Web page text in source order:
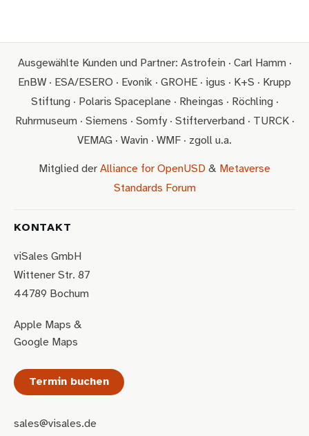
Ausgewählte Kunden und Partner: Astrofein · Carl Hamm ·
EnBW · ESA/ESERO · Evonik · GROHE · igus · K+S · Krupp
Stiftung · Polaris Spaceplane · Rheingas · Röchling ·
Ruhrmuseum · Siemens · Somfy · Stifterverband · TURCK ·
VEMAG · Wavin · WMF · zgoll u.a.
Mitglied der Alliance for OpenUSD & Metaverse
Standards Forum
KONTAKT
viSales GmbH
Wittener Str. 87
44789 Bochum
Apple Maps &
Google Maps
Termin buchen
sales@visales.de